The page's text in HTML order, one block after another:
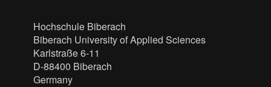
Hochschule Biberach
Biberach University of Applied Sciences
Karlstraße 6-11
D-88400 Biberach
Germany